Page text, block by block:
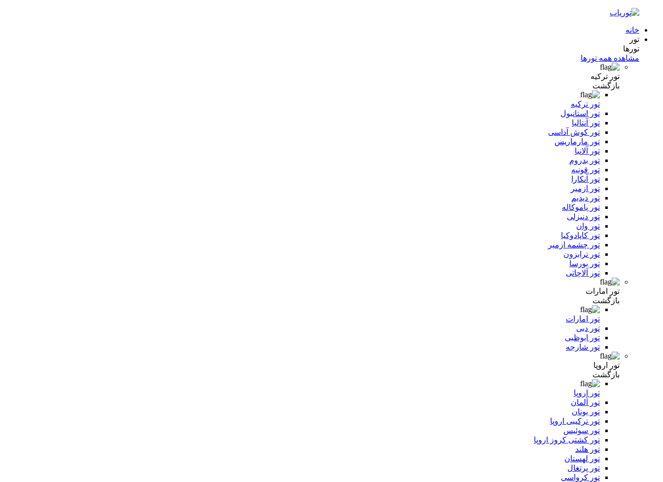
خانه
تور
تورها
مشاهده همه تورها
تور ترکیه
بازگشت
تور ترکیه
تور استانبول
تور آنتالیا
تور کوش آداسی
تور مارماریس
تور آلانیا
تور بدروم
تور قونیه
تور آنکارا
تور ازمیر
تور دیدیم
تور پاموکاله
تور دنیزلی
تور وان
تور کاپادوکیا
تور چشمه ازمیر
تور ترابزون
تور بورسا
تور آلاچاتی
تور امارات
بازگشت
تور امارات
تور دبی
تور ابوظبی
تور شارجه
تور اروپا
بازگشت
تور اروپا
تور آلمان
تور یونان
تور ترکیبی اروپا
تور سوئیس
تور کشتی کروز اروپا
تور هلند
تور لهستان
تور پرتغال
تور کرواسی